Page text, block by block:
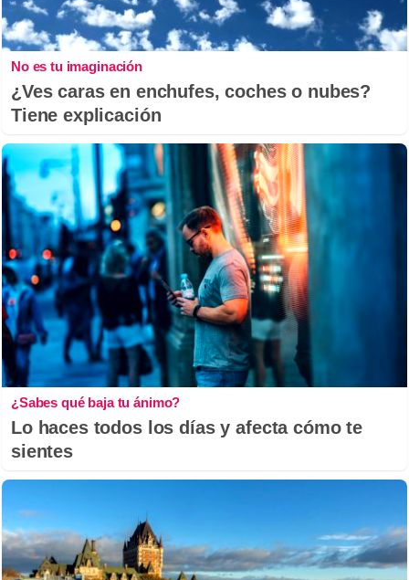
No es tu imaginación
¿Ves caras en enchufes, coches o nubes?
Tiene explicación
¿Sabes qué baja tu ánimo?
Lo haces todos los días y afecta cómo te
sientes